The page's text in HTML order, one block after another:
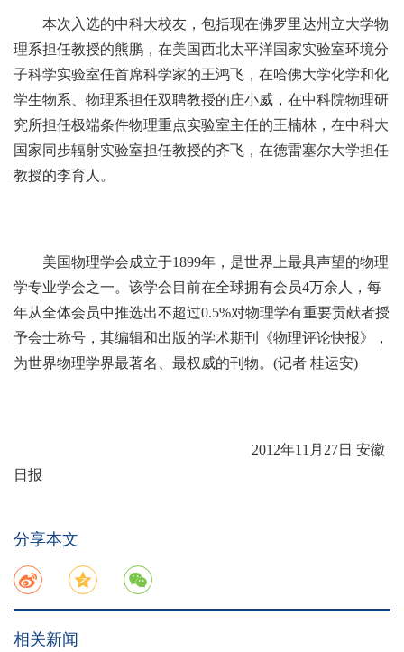
本次入选的中科大校友，包括现在佛罗里达州立大学物
理系担任教授的熊鹏，在美国西北太平洋国家实验室环境分
子科学实验室任首席科学家的王鸿飞，在哈佛大学化学和化
学生物系、物理系担任双聘教授的庄小威，在中科院物理研
究所担任极端条件物理重点实验室主任的王楠林，在中科大
国家同步辐射实验室担任教授的齐飞，在德雷塞尔大学担任
教授的李育人。
美国物理学会成立于1899年，是世界上最具声望的物理
学专业学会之一。该学会目前在全球拥有会员4万余人，每
年从全体会员中推选出不超过0.5%对物理学有重要贡献者授
予会士称号，其编辑和出版的学术期刊《物理评论快报》，
为世界物理学界最著名、最权威的刊物。(记者 桂运安)
2012年11月27日 安徽
日报
分享本文
相关新闻